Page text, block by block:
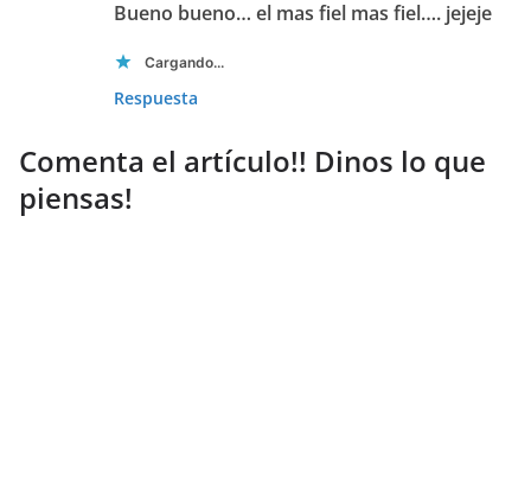
Bueno bueno… el mas fiel mas fiel…. jejeje
Cargando...
Respuesta
Comenta el artículo!! Dinos lo que
piensas!